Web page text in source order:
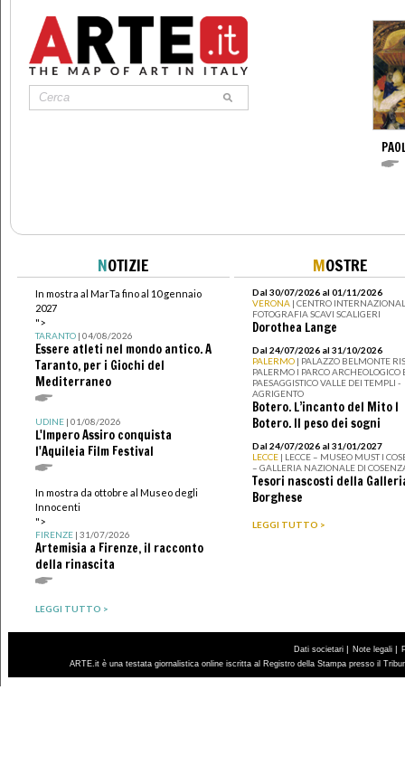
NOTIZIE
In mostra al MarTa fino al 10 gennaio
2027
">
TARANTO| 04/08/2026
Essere atleti nel mondo antico. A
Taranto, per i Giochi del
Mediterraneo
UDINE| 01/08/2026
L'Impero Assiro conquista
l'Aquileia Film Festival
In mostra da ottobre al Museo degli
Innocenti
">
FIRENZE| 31/07/2026
Artemisia a Firenze, il racconto
della rinascita
LEGGI TUTTO >
MOSTRE
Dal 30/07/2026 al 01/11/2026
VERONA | CENTRO
FOTOGRAFIA SCAVI SCALIGERI
Dorothea Lange
Dal 24/07/2026 al 31/10/2026
PALERMO | PALAZZO BELMONTE
PALERMO I PARCO ARCHEOLOGICO
PAESAGGISTICO VALLE DEI TEMPLI -
AGRIGENTO
Botero. L’incanto del Mito I
Botero. Il peso dei sogni
Dal 24/07/2026 al 31/01/2027
LECCE | LECCE – MUSEO MUST I
– GALLERIA NAZIONALE DI
Tesori nascosti della
Borghese
LEGGI TUTTO >
Dati societari | Note legali |
ARTE.it è una testata giornalistica online iscritta al Registro della Stampa presso il